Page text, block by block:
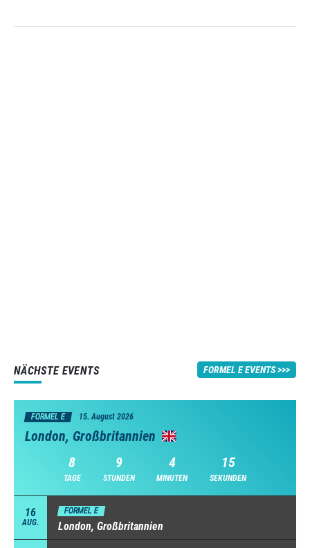
NÄCHSTE EVENTS FORMEL E EVENTS
FORMEL E 15. August 2026
London, Großbritannien
8
TAGE
9
STUNDEN
4
MINUTEN
15
SEKUNDEN
16
AUG.
FORMEL E
London, Großbritannien